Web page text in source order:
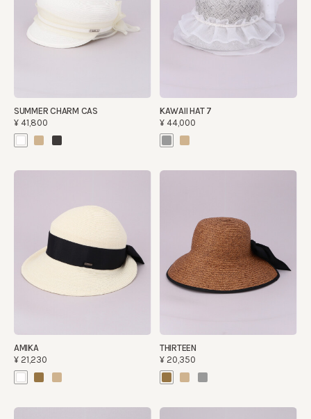
SUMMER CHARM CAS
¥41,800
KAWAII HAT 7
¥44,000
AMIKA
¥21,230
THIRTEEN
¥20,350